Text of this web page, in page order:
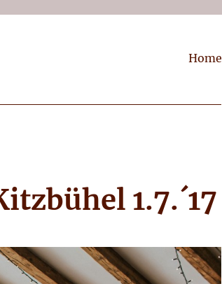
Home
1.7.´17